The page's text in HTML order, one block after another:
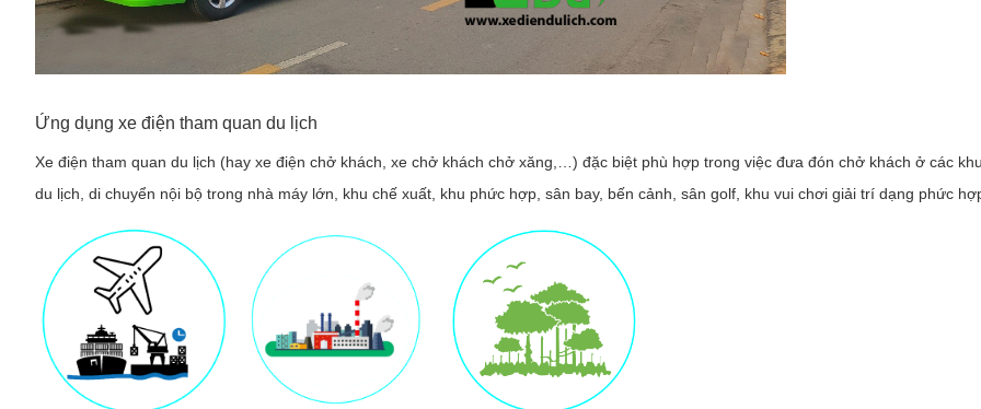
Ứng dụng xe điện tham quan du lịch
Xe điện tham quan du lịch (hay xe điện chở khách, xe chở khách chở xăng,…) đặc biệt phù hợp trong việc đưa đón chở khách ở các
du lịch, di chuyển nội bộ trong nhà máy lớn, khu chế xuất, khu phức hợp, sân bay, bến cảnh, sân golf, khu vui chơi giải trí dạng phức